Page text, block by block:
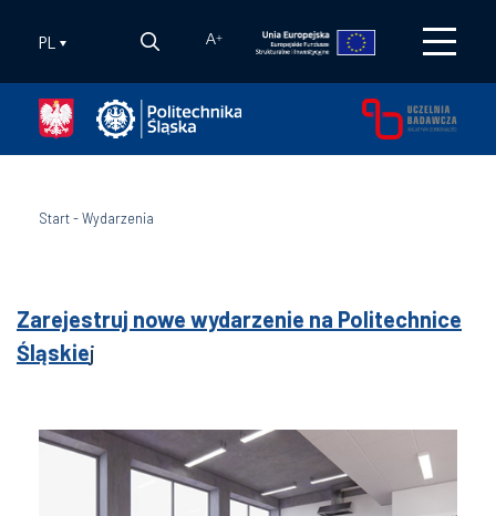
PL A+
Start-Wydarzenia
Zarejestruj nowe wydarzenie na Politechnice
Śląskiej